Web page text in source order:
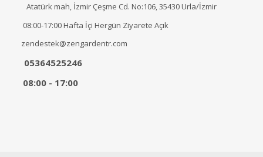
Atatürk mah, İzmir Çeşme Cd. No:106, 35430 Urla/İzmir
08:00-17:00 Hafta İçi Hergün Ziyarete Açık
zendestek@zengardentr.com
05364525246
08:00 - 17:00